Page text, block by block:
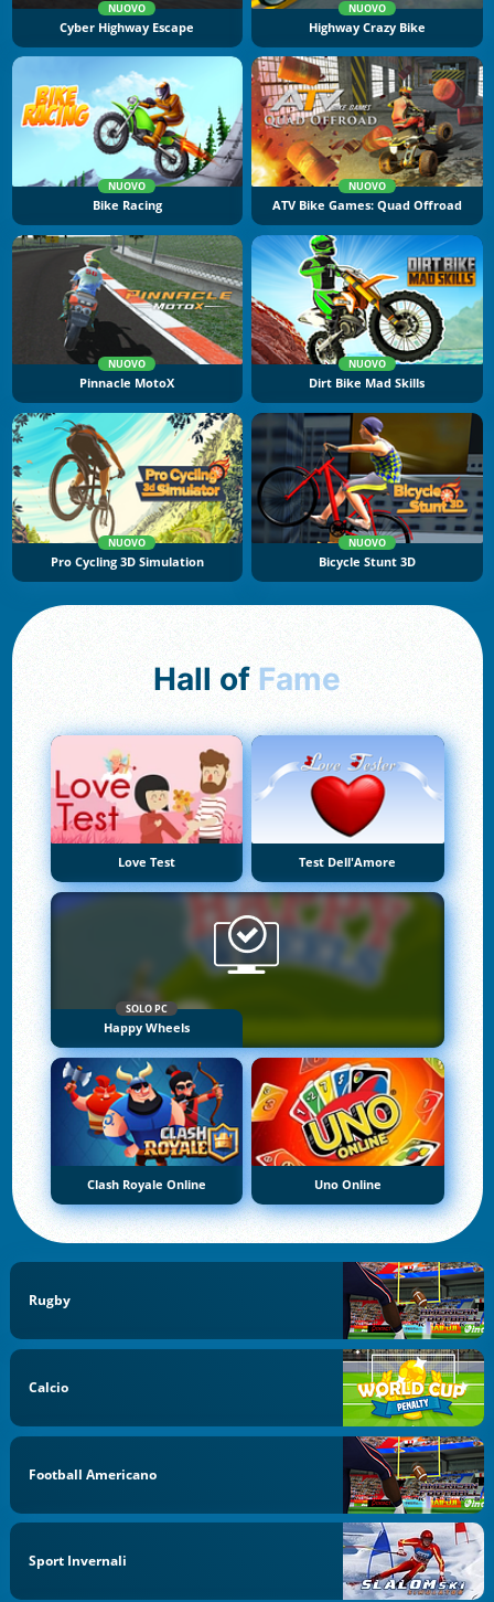
NUOVO
Cyber Highway Escape
NUOVO
Highway Crazy Bike
NUOVO
Bike Racing
NUOVO
ATV Bike Games: Quad Offroad
NUOVO
Pinnacle MotoX
NUOVO
Dirt Bike Mad Skills
NUOVO
Pro Cycling 3D Simulation
NUOVO
Bicycle Stunt 3D
Hall of Fame
Love Test Test Dell'Amore
SOLO PC
Happy Wheels
Clash Royale Online Uno Online
Rugby
Calcio
Football Americano
Sport Invernali